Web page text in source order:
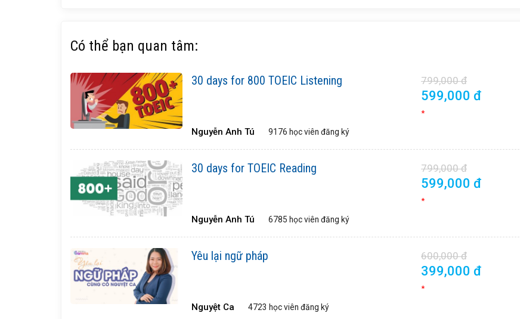
Có thể bạn quan tâm:
30 days for 800 TOEIC Listening
Nguyễn Anh Tú 9176 học viênđăng ký
799,000 đ
599,000 đ
*
30 days for TOEIC Reading
Nguyễn Anh Tú 6785 học viênđăng ký
799,000 đ
599,000 đ
*
Yêu lại ngữ pháp
Nguyệt Ca 4723 học viênđăng ký
600,000 đ
399,000 đ
*